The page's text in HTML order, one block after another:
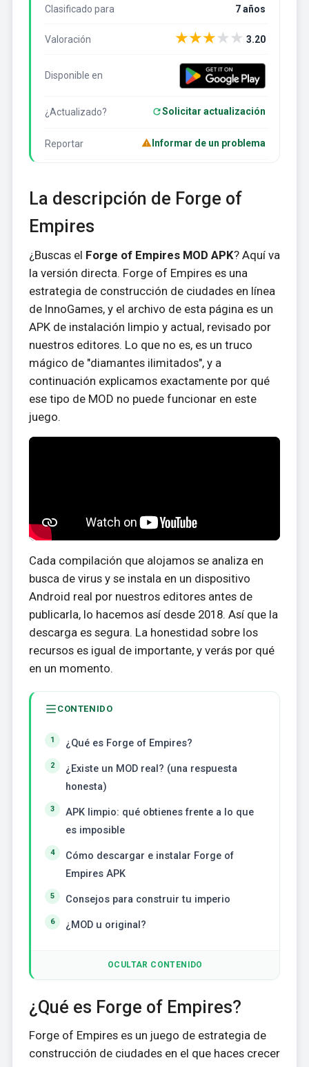
Clasificado para 7 años
Valoración ★★★★★ 3.20
Disponible en
¿Actualizado? Solicitar actualización
Reportar Informar de un problema
La descripción de Forge of
Empires
¿Buscas el Forge of Empires MOD APK? Aquí va
la versión directa. Forge of Empires es una
estrategia de construcción de ciudades en línea
de InnoGames, y el archivo de esta página es un
APK de instalación limpio y actual, revisado por
nuestros editores. Lo que no es, es un truco
mágico de "diamantes ilimitados", y a
continuación explicamos exactamente por qué
ese tipo de MOD no puede funcionar en este
juego.
Cada compilación que alojamos se analiza en
busca de virus y se instala en un dispositivo
Android real por nuestros editores antes de
publicarla, lo hacemos así desde 2018. Así que la
descarga es segura. La honestidad sobre los
recursos es igual de importante, y verás por qué
en un momento.
CONTENIDO
¿Qué es Forge of Empires?
¿Existe un MOD real? (una respuesta
honesta)
APK limpio: qué obtienes frente a lo que
es imposible
Cómo descargar e instalar Forge of
Empires APK
Consejos para construir tu imperio
¿MOD u original?
OCULTAR CONTENIDO
¿Qué es Forge of Empires?
Forge of Empires es un juego de estrategia de
construcción de ciudades en el que haces crecer